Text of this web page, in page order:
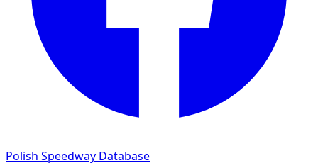
Polish Speedway Database